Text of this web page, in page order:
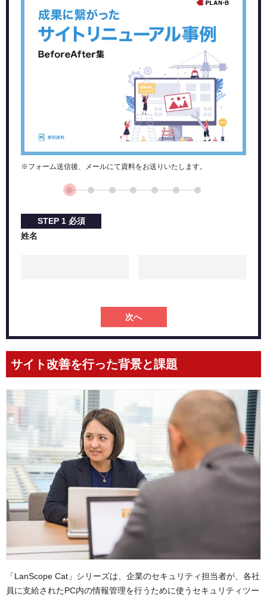
※フォーム送信後、メールにて資料をお送りいたします。
STEP 1 必須
姓名
次へ
サイト改善を行った背景と課題
「LanScope Cat」シリーズは、企業のセキュリティ担当者が、各社
員に支給されたPC内の情報管理を行うために使うセキュリティツー